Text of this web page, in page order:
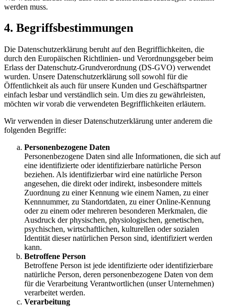
werden muss.
4. Begriffsbestimmungen
Die Datenschutzerklärung beruht auf den Begrifflichkeiten, die
durch den Europäischen Richtlinien- und Verordnungsgeber beim
Erlass der Datenschutz-Grundverordnung (DS-GVO) verwendet
wurden. Unsere Datenschutzerklärung soll sowohl für die
Öffentlichkeit als auch für unsere Kunden und Geschäftspartner
einfach lesbar und verständlich sein. Um dies zu gewährleisten,
möchten wir vorab die verwendeten Begrifflichkeiten erläutern.
Wir verwenden in dieser Datenschutzerklärung unter anderem die
folgenden Begriffe:
Personenbezogene Daten
Personenbezogene Daten sind alle Informationen, die sich auf
eine identifizierte oder identifizierbare natürliche Person
beziehen. Als identifizierbar wird eine natürliche Person
angesehen, die direkt oder indirekt, insbesondere mittels
Zuordnung zu einer Kennung wie einem Namen, zu einer
Kennnummer, zu Standortdaten, zu einer Online-Kennung
oder zu einem oder mehreren besonderen Merkmalen, die
Ausdruck der physischen, physiologischen, genetischen,
psychischen, wirtschaftlichen, kulturellen oder sozialen
Identität dieser natürlichen Person sind, identifiziert werden
kann.
Betroffene Person
Betroffene Person ist jede identifizierte oder identifizierbare
natürliche Person, deren personenbezogene Daten von dem
für die Verarbeitung Verantwortlichen (unser Unternehmen)
verarbeitet werden.
Verarbeitung